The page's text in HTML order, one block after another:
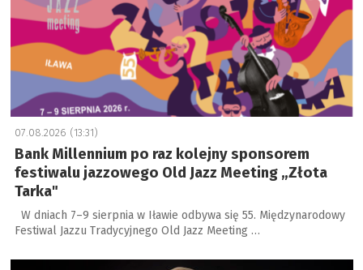
07.08.2026 (13:31)
Bank Millennium po raz kolejny sponsorem
festiwalu jazzowego Old Jazz Meeting „Złota
Tarka"
W dniach 7–9 sierpnia w Iławie odbywa się 55. Międzynarodowy
Festiwal Jazzu Tradycyjnego Old Jazz Meeting …
a